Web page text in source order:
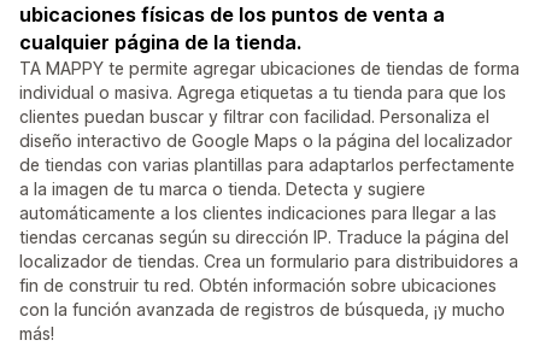
ubicaciones físicas de los puntos de venta a
cualquier página de la tienda.
TA MAPPY te permite agregar ubicaciones de tiendas de forma
individual o masiva. Agrega etiquetas a tu tienda para que los
clientes puedan buscar y filtrar con facilidad. Personaliza el
diseño interactivo de Google Maps o la página del localizador
de tiendas con varias plantillas para adaptarlos perfectamente
a la imagen de tu marca o tienda. Detecta y sugiere
automáticamente a los clientes indicaciones para llegar a las
tiendas cercanas según su dirección IP. Traduce la página del
localizador de tiendas. Crea un formulario para distribuidores a
fin de construir tu red. Obtén información sobre ubicaciones
con la función avanzada de registros de búsqueda, ¡y mucho
más!